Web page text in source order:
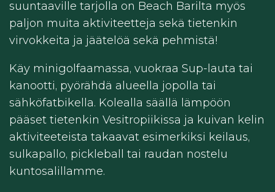
suuntaaville tarjolla on Beach Barilta myös
paljon muita aktiviteetteja sekä tietenkin
virvokkeita ja jäätelöä sekä pehmistä!
Käy minigolfaamassa, vuokraa Sup-lauta tai
kanootti, pyörähdä alueella jopolla tai
sähköfatbikella. Kolealla säällä lämpöön
pääset tietenkin Vesitropiikissa ja kuivan kelin
aktiviteeteista takaavat esimerkiksi keilaus,
sulkapallo, pickleball tai raudan nostelu
kuntosalillamme.